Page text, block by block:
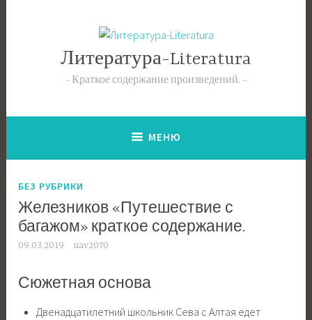
Литература-Literatura
Краткое содержание произведений.
МЕНЮ
БЕЗ РУБРИКИ
Железников «Путешествие с
багажом» краткое содержание.
09.03.2019 uav2070
Сюжетная основа
Двенадцатилетний школьник Сева с Алтая едет